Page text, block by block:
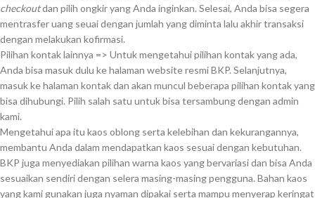
checkoutdan pilih ongkir yang Anda inginkan. Selesai, Anda bisa segera
mentrasfer uang seuai dengan jumlah yang diminta lalu akhir transaksi
dengan melakukan kofirmasi.
Pilihan kontak lainnya => Untuk mengetahui pilihan kontak yang ada,
Anda bisa masuk dulu ke halaman website resmi BKP. Selanjutnya,
masuk ke halaman kontak dan akan muncul beberapa pilihan kontak yang
bisa dihubungi. Pilih salah satu untuk bisa tersambung dengan admin
kami.
Mengetahui apa itu kaos oblong serta kelebihan dan kekurangannya,
membantu Anda dalam mendapatkan kaos sesuai dengan kebutuhan.
BKP juga menyediakan pilihan warna kaos yang bervariasi dan bisa Anda
sesuaikan sendiri dengan selera masing-masing pengguna. Bahan kaos
yang kami gunakan juga nyaman dipakai serta mampu menyerap keringat